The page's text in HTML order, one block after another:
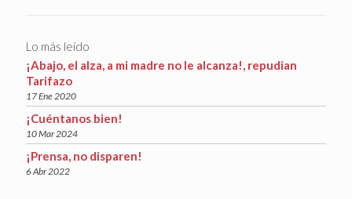
Lo más leído
¡Abajo, el alza, a mi madre no le alcanza!, repudian
Tarifazo
17 Ene 2020
¡Cuéntanos bien!
10 Mar 2024
¡Prensa, no disparen!
6 Abr 2022